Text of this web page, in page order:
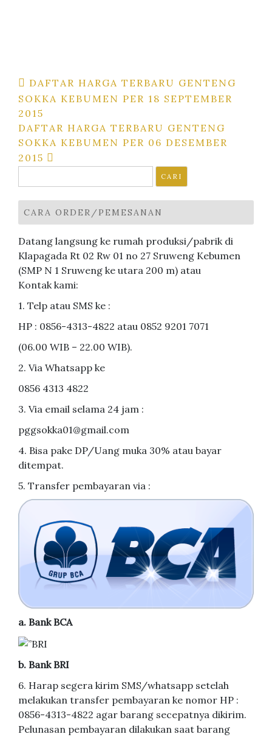
Navigasi
pos
DAFTAR HARGA TERBARU GENTENG
SOKKA KEBUMEN PER 18 SEPTEMBER
2015
DAFTAR HARGA TERBARU GENTENG
SOKKA KEBUMEN PER 06 DESEMBER
2015
untuk:
CARA ORDER/PEMESANAN
Datang langsung ke rumah produksi/pabrik di
Klapagada Rt 02 Rw 01 no 27 Sruweng Kebumen
(SMP N 1 Sruweng ke utara 200 m) atau
Kontak kami:
1. Telp atau SMS ke :
HP : 0856-4313-4822 atau 0852 9201 7071
(06.00 WIB – 22.00 WIB).
2. Via Whatsapp ke
0856 4313 4822
3. Via email selama 24 jam :
pggsokka01@gmail.com
4. Bisa pake DP/Uang muka 30% atau bayar
ditempat.
5. Transfer pembayaran via :
a. Bank BCA
b. Bank BRI
6. Harap segera kirim SMS/whatsapp setelah
melakukan transfer pembayaran ke nomor HP :
0856-4313-4822 agar barang secepatnya dikirim.
Pelunasan pembayaran dilakukan saat barang